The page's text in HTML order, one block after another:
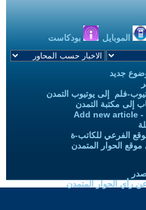
الموبايل بودكاست
جديد
فلم إلى يوتيوب التمدن
إلى مكتبة التمدن
Add new article -
الفرعي للكاتب-ة
الحوار المتمدن
رأي الحوار المتمدن